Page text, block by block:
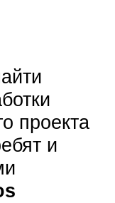
проекта
и